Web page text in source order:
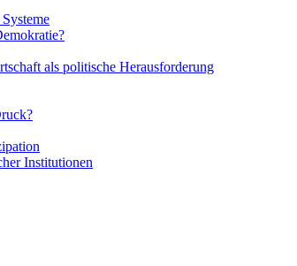
als politische Herausforderung
Institutionen